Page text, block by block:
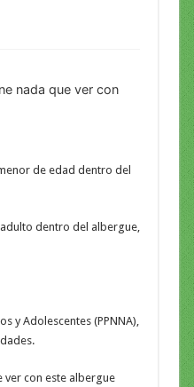
nada que ver con
de edad dentro del
dentro del albergue,
y Adolescentes (PPNNA),
ver con este albergue